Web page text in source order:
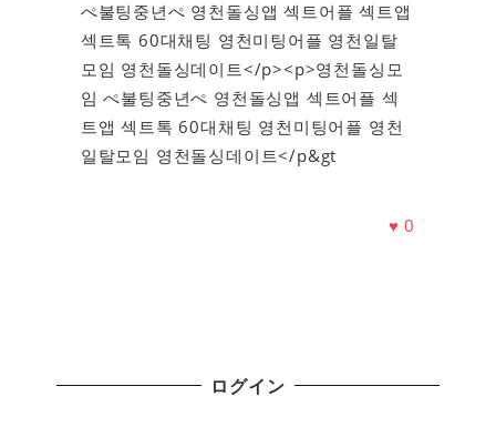
ぺ불팅중년ぺ 영천돌싱앱 섹트어플 섹트앱
섹트톡 60대채팅 영천미팅어플 영천일탈
모임 영천돌싱데이트</p><p>영천돌싱모
임 ぺ불팅중년ぺ 영천돌싱앱 섹트어플 섹
트앱 섹트톡 60대채팅 영천미팅어플 영천
일탈모임 영천돌싱데이트</p&gt
♥0
ログイン